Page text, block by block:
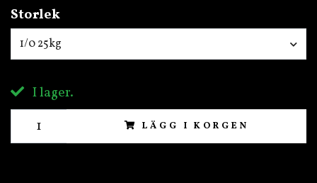
Storlek
1/0 25kg
I lager.
LÄGG I KORGEN